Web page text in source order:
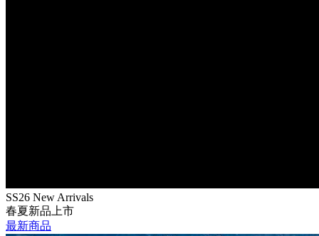
SS26 New Arrivals
春夏新品上市
最新商品